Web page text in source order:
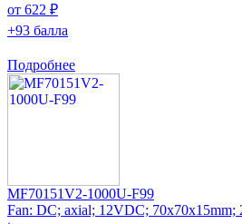
от 622 ₽
+93 балла
Подробнее
MF70151V2-1000U-F99
Fan: DC; axial; 12VDC; 70x70x15mm;